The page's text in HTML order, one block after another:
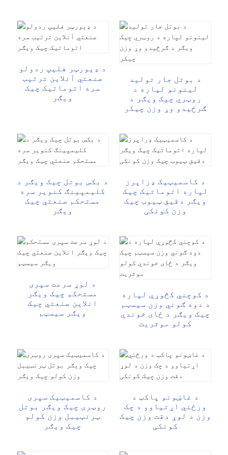
د ډیورټر فلیپ ردولو
صنعتي آنلاین ترتیب
سره اتوماتیک چیک
ویګر
د بوتل جار تولید
لینونو لپاره د
روټري چیک ویګر د
ګرځیدو وړ وزن چیکر
د بکس بوتل چیک ویګر د
کلیمپینګ کنویر سره
مستحکم صنعتي چیک
ویګر
د کاسمیټیک ډراپرز
لپاره اتوماتیک چیک
ویګر دقیق ټیوب چیک
وزن کونکی
د لوړ سرعت سپری
مستحکم چیک ویګر
انلاین صنعتي چیک
ویګر سیسټم
د کوچني کڅوړې لپاره
د دوه ګوني وزن سیسټم
چیک ویګر د ځای خوندي
کولو موثریت
د کاسمیټیک سپری
روټری چیک ویګر بوتل
ټرنټیبل وزن کولو
چیک ویګر
د غاښونو پاکټ د
ورځني اړتیاوو د چک
وزن د لوړ دقت وزن چیک
کونکی